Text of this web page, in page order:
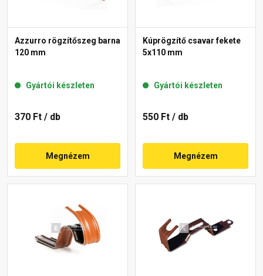
Azzurro rögzítőszeg barna
120 mm
Gyártói készleten
370 Ft / db
Megnézem
Kúprögzítő csavar fekete
5x110 mm
Gyártói készleten
550 Ft / db
Megnézem